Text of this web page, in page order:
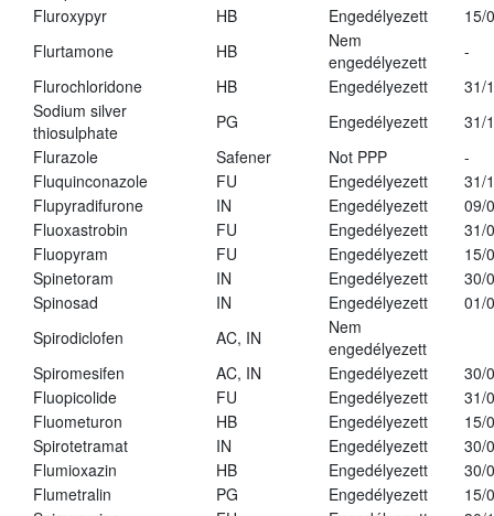
Fluroxypyr
HB Engedélyezett
15/
Flurtamone
HB
Nem
engedélyezett
-
Flurochloridone
HB Engedélyezett
31/
Sodium silver
thiosulphate
PG Engedélyezett
31/
Flurazole
Safener Not PPP
-
Fluquinconazole
FU Engedélyezett
31/
Flupyradifurone
IN Engedélyezett
09/
Fluoxastrobin
FU Engedélyezett
31/
Fluopyram
FU Engedélyezett
15/
Spinetoram
IN Engedélyezett
30/
Spinosad
IN Engedélyezett
01/
Spirodiclofen
AC, IN
Nem
engedélyezett
Spiromesifen
AC, IN Engedélyezett
30/
Fluopicolide
FU Engedélyezett
31/
Fluometuron
HB Engedélyezett
15/
Spirotetramat
IN Engedélyezett
30/
Flumioxazin
HB Engedélyezett
30/
Flumetralin
PG Engedélyezett
15/